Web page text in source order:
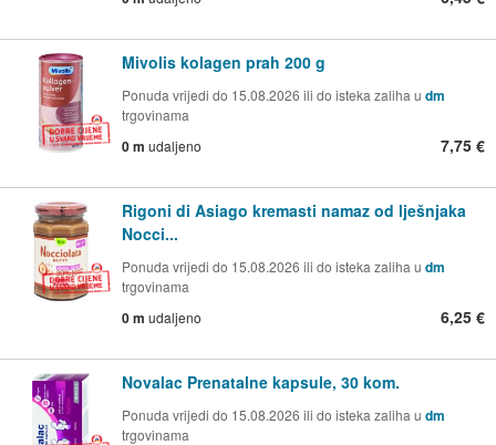
Mivolis kolagen prah 200 g
Ponuda vrijedi do 15.08.2026 ili do isteka zaliha u dm
trgovinama
0 m udaljeno 7,75 €
Rigoni di Asiago kremasti namaz od lješnjaka
Nocci...
Ponuda vrijedi do 15.08.2026 ili do isteka zaliha u dm
trgovinama
0 m udaljeno 6,25 €
Novalac Prenatalne kapsule, 30 kom.
Ponuda vrijedi do 15.08.2026 ili do isteka zaliha u dm
trgovinama